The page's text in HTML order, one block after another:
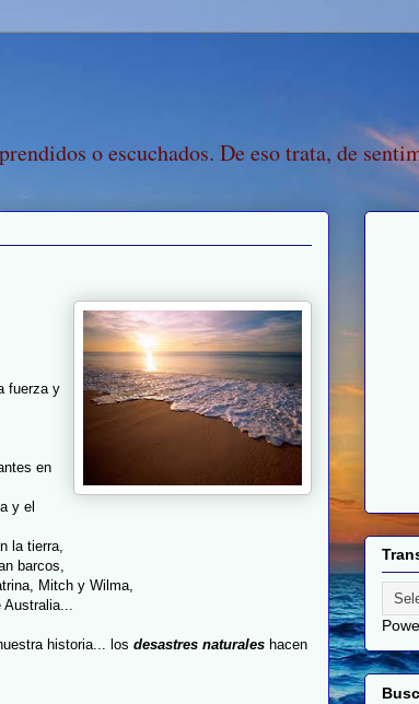
o escuchados. De eso trata, de
fuerza y
en
y el
la tierra,
barcos,
Mitch y Wilma,
Australia...
historia... los desastres naturales hacen